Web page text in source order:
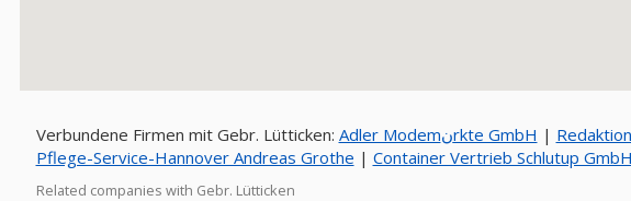
Verbundene Firmen mit Gebr. Lütticken: Adler Modemنrkte GmbH |
Pflege-Service-Hannover Andreas Grothe | Container Vertrieb Schlutup GmbH
Related companies with Gebr. Lütticken